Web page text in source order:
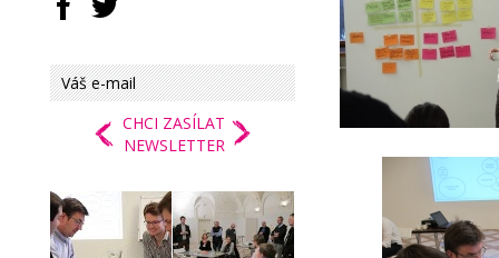
CHCI ZASÍLAT
NEWSLETTER